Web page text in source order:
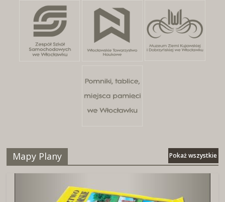
Mapy Plany Pokaż wszystkie